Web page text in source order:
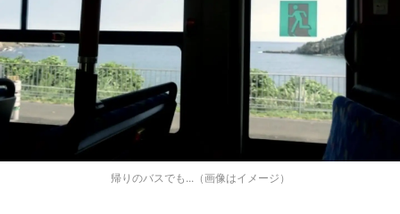
帰りのバスでも...（画像はイメージ）